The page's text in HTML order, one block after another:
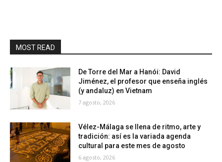
MOST READ
De Torre del Mar a Hanói: David
Jiménez, el profesor que enseña inglés
(y andaluz) en Vietnam
7 agosto, 2026
Vélez-Málaga se llena de ritmo, arte y
tradición: así es la variada agenda
cultural para este mes de agosto
6 agosto, 2026